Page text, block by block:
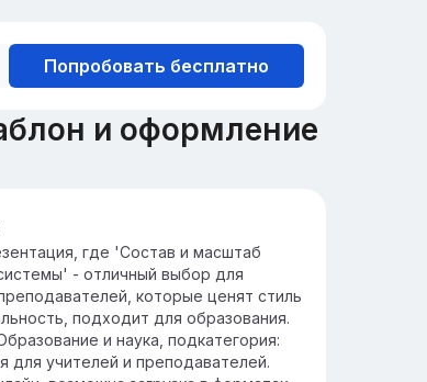
Попробовать бесплатно
и оформление
в Солнечную систему
системы помогает
место во Вселенной.
раскрывает тайны
и эволюции планет.
где 'Состав и масштаб
- отличный выбор для
которые ценят стиль
подходит для образования.
и наука, подкатегория:
для учителей и преподавателей.